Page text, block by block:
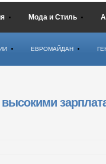
Мода и Стиль
ЕВРОМАЙДАН